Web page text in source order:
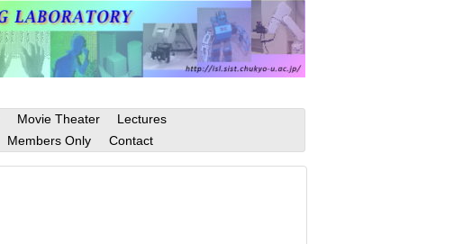
Movie Theater
Lectures
Members Only Contact